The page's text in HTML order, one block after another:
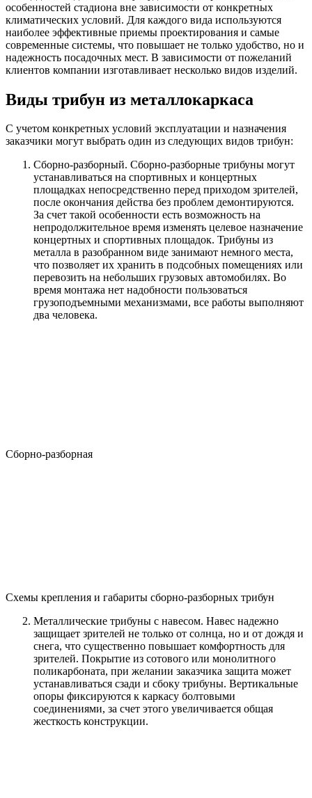
особенностей стадиона вне зависимости от конкретных
климатических условий. Для каждого вида используются
наиболее эффективные приемы проектирования и самые
современные системы, что повышает не только удобство, но и
надежность посадочных мест. В зависимости от пожеланий
клиентов компании изготавливает несколько видов изделий.
Виды трибун из металлокаркаса
С учетом конкретных условий эксплуатации и назначения
заказчики могут выбрать один из следующих видов трибун:
Сборно-разборный. Сборно-разборные трибуны могут
устанавливаться на спортивных и концертных
площадках непосредственно перед приходом зрителей,
после окончания действа без проблем демонтируются.
За счет такой особенности есть возможность на
непродолжительное время изменять целевое назначение
концертных и спортивных площадок. Трибуны из
металла в разобранном виде занимают немного места,
что позволяет их хранить в подсобных помещениях или
перевозить на небольших грузовых автомобилях. Во
время монтажа нет надобности пользоваться
грузоподъемными механизмами, все работы выполняют
два человека.
Сборно-разборная
Схемы крепления и габариты сборно-разборных трибун
Металлические трибуны с навесом. Навес надежно
защищает зрителей не только от солнца, но и от дождя и
снега, что существенно повышает комфортность для
зрителей. Покрытие из сотового или монолитного
поликарбоната, при желании заказчика защита может
устанавливаться сзади и сбоку трибуны. Вертикальные
опоры фиксируются к каркасу болтовыми
соединениями, за счет этого увеличивается общая
жесткость конструкции.